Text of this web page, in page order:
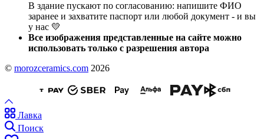
В здание пускают по согласованию: напишите ФИО
заранее и захватите паспорт или любой документ - и вы
у нас 💛
Все изображения представленные на сайте можно
использовать только с разрешения автора
© morozceramics.com 2026
Лавка
Поиск